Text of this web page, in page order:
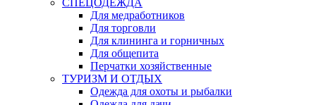
СПЕЦОДЕЖДА
Для медработников
Для торговли
Для клининга и горничных
Для общепита
Перчатки хозяйственные
ТУРИЗМ И ОТДЫХ
Одежда для охоты и рыбалки